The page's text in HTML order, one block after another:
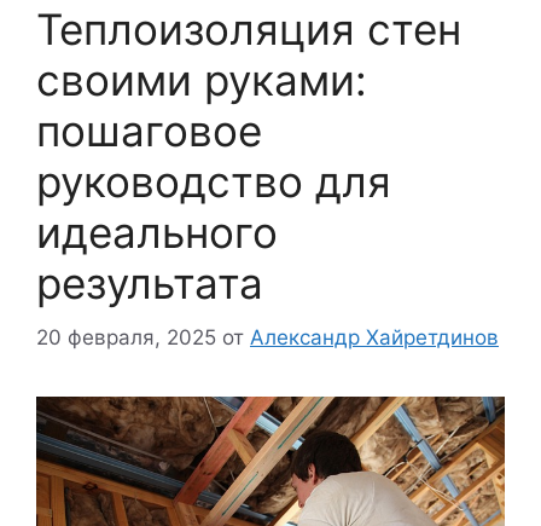
Теплоизоляция стен
своими руками:
пошаговое
руководство для
идеального
результата
20 февраля, 2025 от Александр Хайретдинов